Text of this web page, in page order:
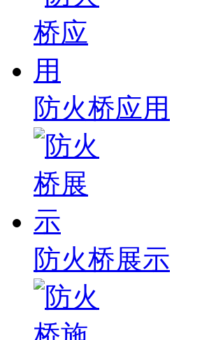
防火桥应用
防火桥展示